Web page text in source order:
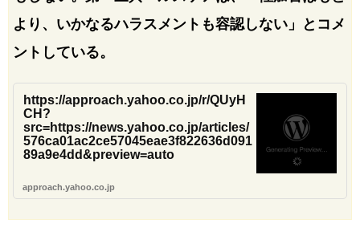
より、いかなるハラスメントも容認しない」とコメ
ントしている。
https://approach.yahoo.co.jp/r/QUyH
CH?
src=https://news.yahoo.co.jp/articles/
576ca01ac2ce57045eae3f822636d091
89a9e4dd&preview=auto
approach.yahoo.co.jp